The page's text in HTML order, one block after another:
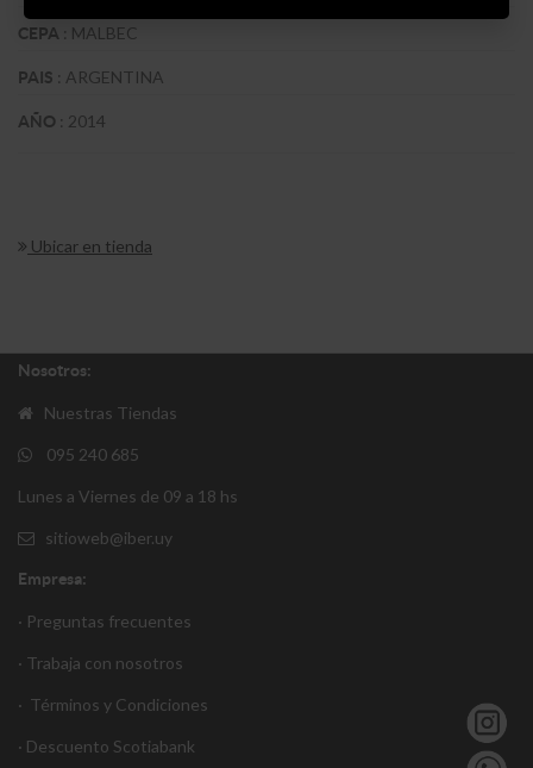
CEPA : MALBEC
PAIS : ARGENTINA
AÑO : 2014
Ubicar en tienda
Nosotros:
Nuestras Tiendas
095 240 685
Lunes a Viernes de 09 a 18 hs
sitioweb@iber.uy
Empresa:
· Preguntas frecuentes
· Trabaja con nosotros
· Términos y Condiciones
· Descuento Scotiabank